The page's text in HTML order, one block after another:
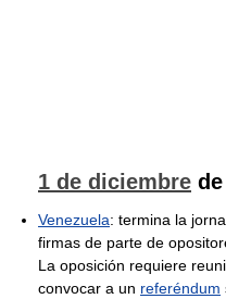
1 de diciembre de
Venezuela: termina la
firmas de parte de
La oposición requiere
convocar a un referéndum